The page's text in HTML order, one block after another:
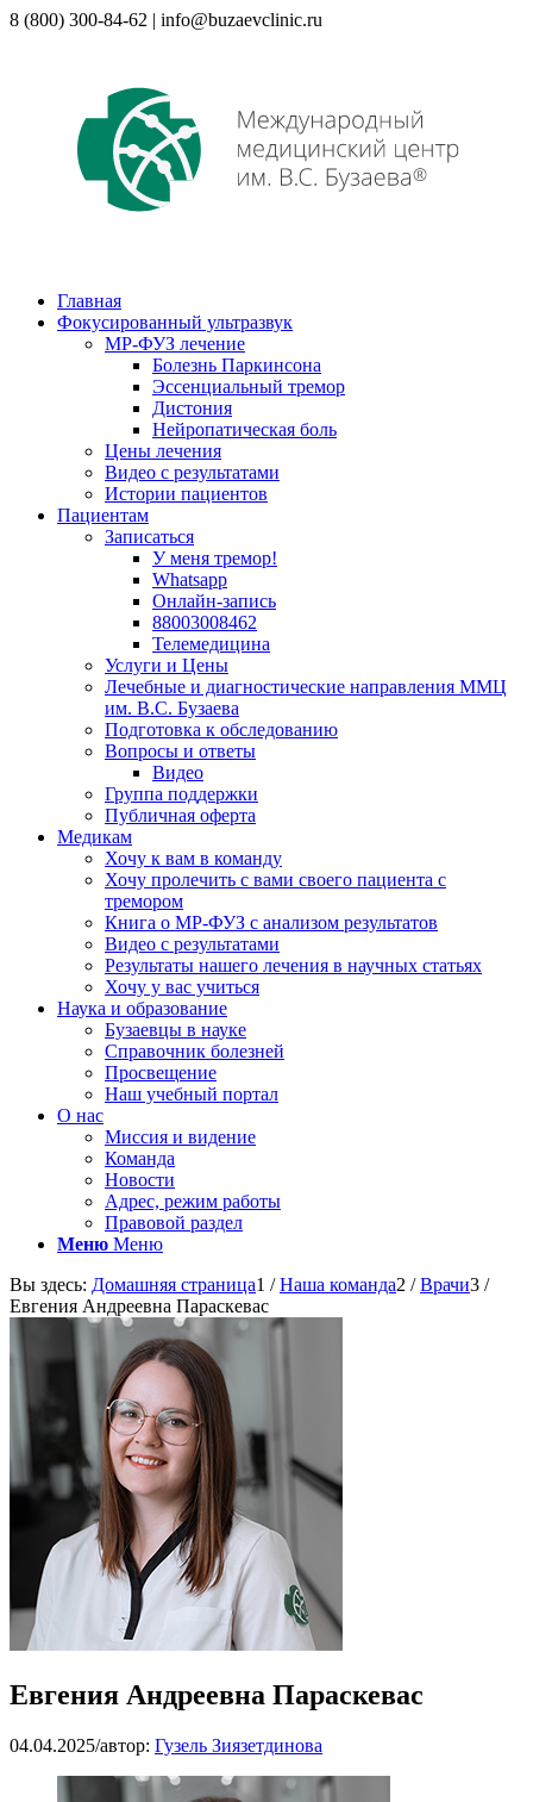
8 (800) 300-84-62 | info@buzaevclinic.ru
Главная
Фокусированный ультразвук
МР-ФУЗ лечение
Болезнь Паркинсона
Эссенциальный тремор
Дистония
Нейропатическая боль
Цены лечения
Видео с результатами
Истории пациентов
Пациентам
Записаться
У меня тремор!
Whatsapp
Онлайн-запись
88003008462
Телемедицина
Услуги и Цены
Лечебные и диагностические направления ММЦ
им. В.С. Бузаева
Подготовка к обследованию
Вопросы и ответы
Видео
Группа поддержки
Публичная оферта
Медикам
Хочу к вам в команду
Хочу пролечить с вами своего пациента с
тремором
Книга о МР-ФУЗ с aнализом результатов
Видео с результатами
Результаты нашего лечения в научных статьях
Хочу у вас учиться
Наука и образование
Бузаевцы в науке
Справочник болезней
Просвещение
Наш учебный портал
О нас
Миссия и видение
Команда
Новости
Адрес, режим работы
Правовой раздел
Меню Меню
Вы здесь: Домашняя страница1 / Наша команда2 / Врачи3 /
Евгения Андреевна Параскевас
Евгения Андреевна Параскевас
04.04.2025/автор: Гузель Зиязетдинова